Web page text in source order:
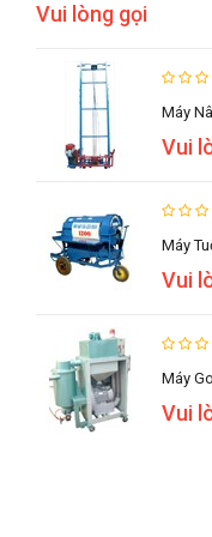
Vui lòng gọi
Máy
Vui
Máy
Vui
Máy
Vui